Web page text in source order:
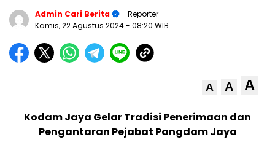
Admin Cari Berita
- Reporter
Kamis, 22 Agustus 2024- 08:20 WIB
A A A
Kodam Jaya Gelar Tradisi Penerimaan dan
Pengantaran Pejabat Pangdam Jaya